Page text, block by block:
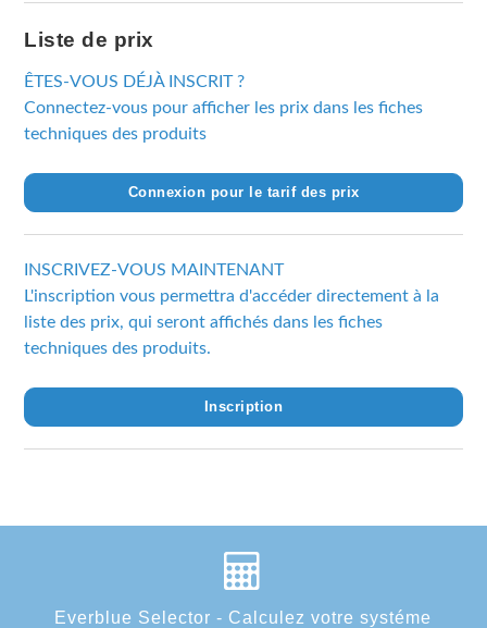
Liste de prix
ÊTES-VOUS DÉJÀ INSCRIT ?
Connectez-vous pour afficher les prix dans les fiches
techniques des produits
Connexion pour le tarif des prix
INSCRIVEZ-VOUS MAINTENANT
L'inscription vous permettra d'accéder directement à la
liste des prix, qui seront affichés dans les fiches
techniques des produits.
Inscription
Everblue Selector - Calculez votre systéme